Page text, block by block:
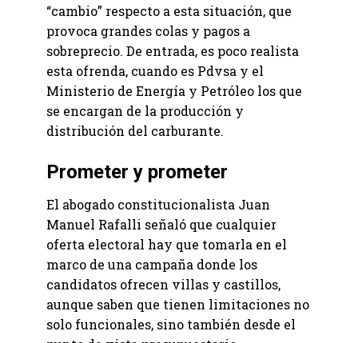
“cambio” respecto a esta situación, que
provoca grandes colas y pagos a
sobreprecio. De entrada, es poco realista
esta ofrenda, cuando es Pdvsa y el
Ministerio de Energía y Petróleo los que
se encargan de la producción y
distribución del carburante.
Prometer y prometer
El abogado constitucionalista Juan
Manuel Rafalli señaló que cualquier
oferta electoral hay que tomarla en el
marco de una campaña donde los
candidatos ofrecen villas y castillos,
aunque saben que tienen limitaciones no
solo funcionales, sino también desde el